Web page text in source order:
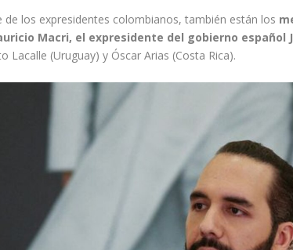
los expresidentes colombianos, también están los
Macri, el expresidente del gobierno español
Lacalle (Uruguay) y Óscar Arias (Costa Rica).